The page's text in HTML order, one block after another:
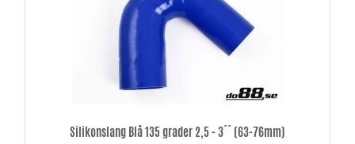
Silikonslang Blå 135 grader 2,5 - 3´´ (63-76mm)